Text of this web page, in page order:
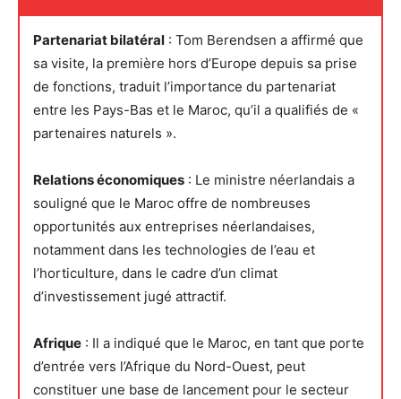
Partenariat bilatéral : Tom Berendsen a affirmé que
sa visite, la première hors d’Europe depuis sa prise
de fonctions, traduit l’importance du partenariat
entre les Pays-Bas et le Maroc, qu’il a qualifiés de «
partenaires naturels ».
Relations économiques : Le ministre néerlandais a
souligné que le Maroc offre de nombreuses
opportunités aux entreprises néerlandaises,
notamment dans les technologies de l’eau et
l’horticulture, dans le cadre d’un climat
d’investissement jugé attractif.
Afrique : Il a indiqué que le Maroc, en tant que porte
d’entrée vers l’Afrique du Nord-Ouest, peut
constituer une base de lancement pour le secteur